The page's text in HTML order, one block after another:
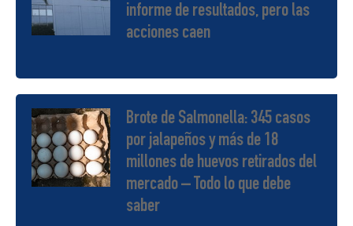
informe de resultados, pero las
acciones caen
Brote de Salmonella: 345 casos
por jalapeños y más de 18
millones de huevos retirados del
mercado – Todo lo que debe
saber